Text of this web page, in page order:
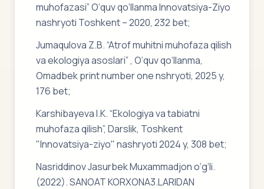
muhofazasi” O‘quv qo‘llanma Innovatsiya-Ziyo
nashryoti Toshkent – 2020, 232 bet;
Jumaqulova Z.B. “Atrof muhitni muhofaza qilish
va ekologiya asoslari” , O‘quv qo‘llanma,
Omadbek print number one nshryoti, 2025 y,
176 bet;
Karshibayeva I.K. “Ekologiya va tabiatni
muhofaza qilish”, Darslik, Toshkent
"Innovatsiya-ziyo" nashryoti 2024 y, 308 bet;
Nasriddinov Jasurbek Muxammadjon o‘g‘li.
(2022). SANOAT KORXONA3.LARIDAN